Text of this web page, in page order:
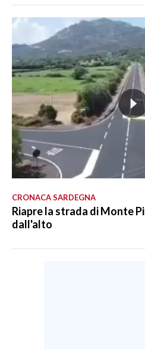
CRONACA SARDEGNA
Riapre la strada di Monte
dall'alto